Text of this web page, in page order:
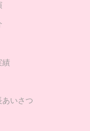
績
あいさつ